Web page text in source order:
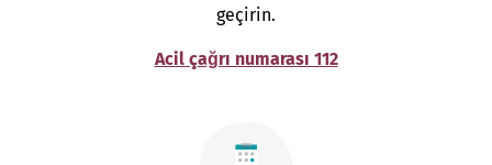
geçirin.
Acil çağrı numarası 112